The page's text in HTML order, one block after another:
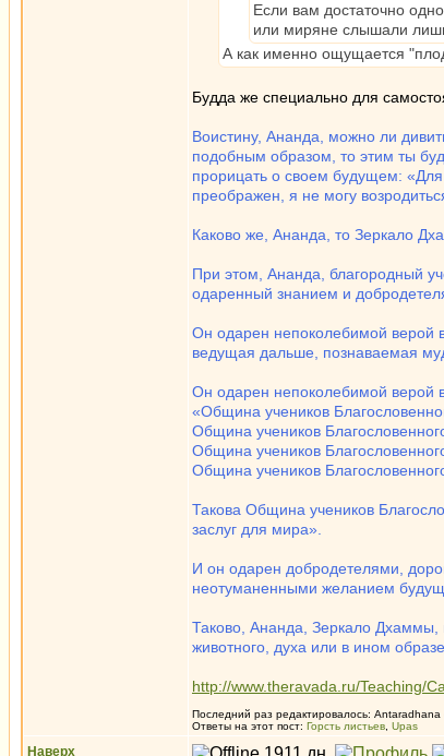
Если вам достаточно
или миряне слышали
А как именно ощущается
Будда же специально для
Воистину, Ананда, можно ли
подобным образом, то этим ты
прорицать о своем будущем:
преображен, я не могу
Каково же, Ананда, то Зеркало
При этом, Ананда, благородный
одаренный знанием и
Он одарен непоколебимой верой
ведущая дальше, познаваемая
Он одарен непоколебимой верой
«Община учеников
Община учеников
Община учеников
Община учеников
Такова Община учеников
заслуг для мира».
И он одарен добродетелями,
неотуманенными желанием
Таково, Ананда, Зеркало Дхаммы,
животного, духа или в ином
http://www.theravada.ru/Teaching/
Последний раз редактировалось:
Ответы на этот пост: Горсть листьев Upas
Наверх